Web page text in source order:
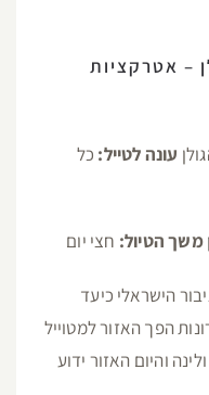
– אטרקציות
עונה לטייל: כל
משך הטיול: חצי יום
הישראלי כיעד
הפך האזור למטוייל
והיום האזור ידוע